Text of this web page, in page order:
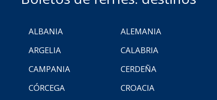
ALBANIA
ALEMANIA
ARGELIA
CALABRIA
CAMPANIA
CERDEÑA
CÓRCEGA
CROACIA